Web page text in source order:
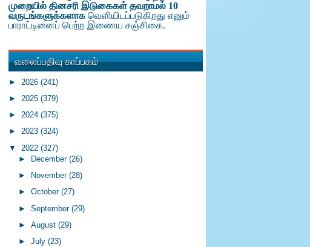
முறையில் தினசரி இடுகைகள் தவறாமல் 10
வருடங்களுக்களாக வெளியிடப்படுகிறது எனும்
பாராட்டினைப் பெற்ற இணைய சஞ்சிகை.
வலைப்பதிவு காப்பகம்
► 2026 (241)
► 2025 (379)
► 2024 (375)
► 2023 (324)
▼ 2022 (327)
►
December (26)
►
November (28)
► October (27)
► September (29)
► August (29)
► July (23)